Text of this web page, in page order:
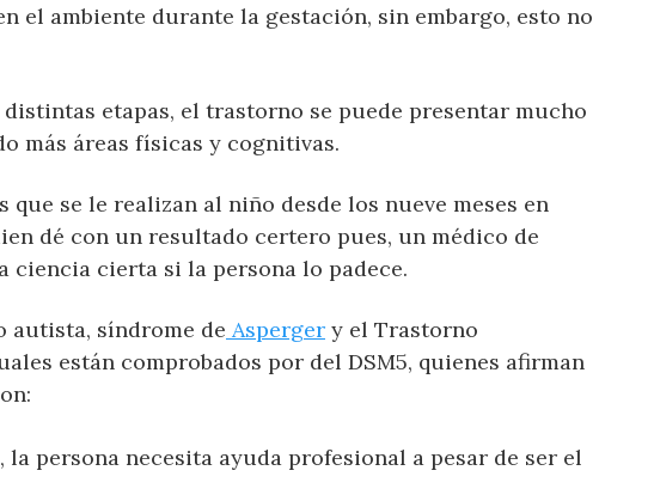
el ambiente durante la gestación, sin embargo, esto no
etapas, el trastorno se puede presentar mucho
más áreas físicas y cognitivas.
se le realizan al niño desde los nueve meses en
dé con un resultado certero pues, un médico de
ciencia cierta si la persona lo padece.
autista, síndrome de Asperger y el Trastorno
están comprobados por del DSM5, quienes afirman
persona necesita ayuda profesional a pesar de ser el